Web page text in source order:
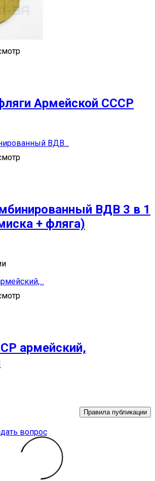
Армейской СССР
ВДВ 3 в 1
+ фляга)
армейский,
Правила публикации
вопрос